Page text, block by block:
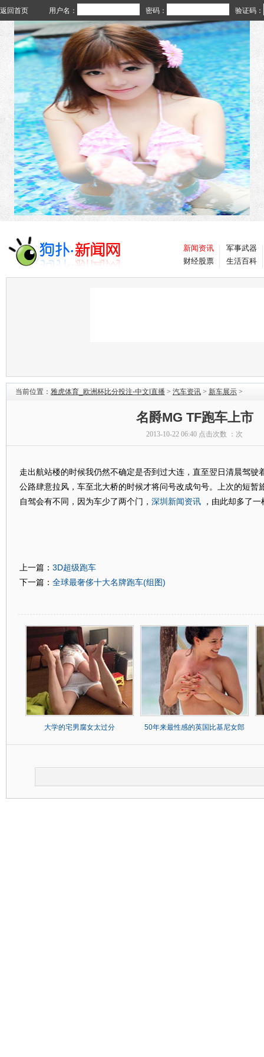
返回首页 用户名： 密码： 验证码：
新闻资讯
财经股票
军事武器
生活百科
当前位置： 雅虎体育_欧洲杯比分投注-中文|直播 > 汽车资讯 > 新车展示 >
名爵MG TF跑车上市
2013-10-22 06:40 点击次数 ： 次
走出航站楼的时候我仍然不确定是否到过大连，直至翌日清晨驾驶
公路肆意拉风，车至北大桥的时候才将问号改成句号。上次的短暂
自驾会有不同，因为车少了两个门， 深圳新闻资讯，由此却多了一
上一篇： 3D超级跑车
下一篇： 全球最奢侈十大名牌跑车(组图)
大学的宅男腐女太过分 50年来最性感的英国比基尼女郎